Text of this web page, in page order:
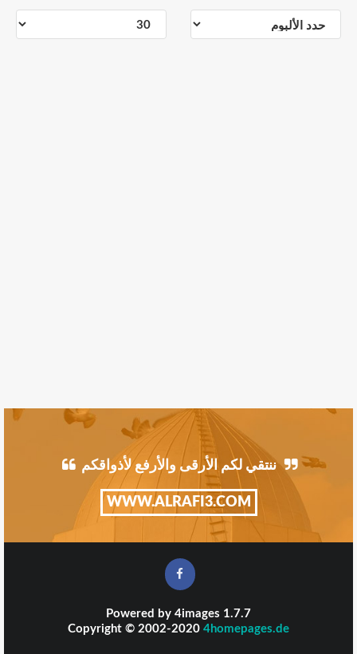
ننتقي لكم الأرقى والأرفع لأذواقكم
WWW.ALRAFI3.COM
Powered by 4images 1.7.7
Copyright © 2002-2020 4homepages.de